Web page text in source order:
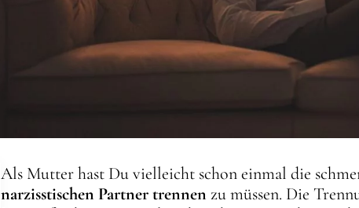
Als Mutter hast Du vielleicht schon einmal die
narzisstischen Partner trennen zu müssen. Die